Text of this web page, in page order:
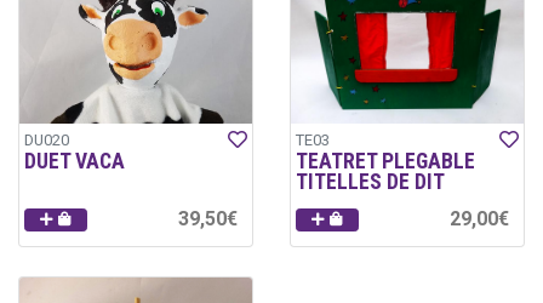
DU020
DUET VACA
39,50€
TE03
TEATRET PLEGABLE
TITELLES DE DIT
29,00€